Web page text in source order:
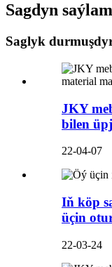
Sagdyn
Saglyk
JKY
bilen
22-04-07
Iň köp
üçin
22-03-24